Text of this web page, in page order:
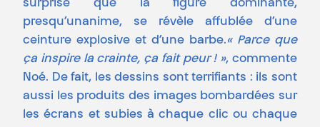
surprise que la figure dominante,
presqu’unanime, se révèle affublée d’une
ceinture explosive et d’une barbe.« Parce que
ça inspire la crainte, ça fait peur ! », commente
Noé. De fait, les dessins sont terrifiants : ils sont
aussi les produits des images bombardées sur
les écrans et subies à chaque clic ou chaque